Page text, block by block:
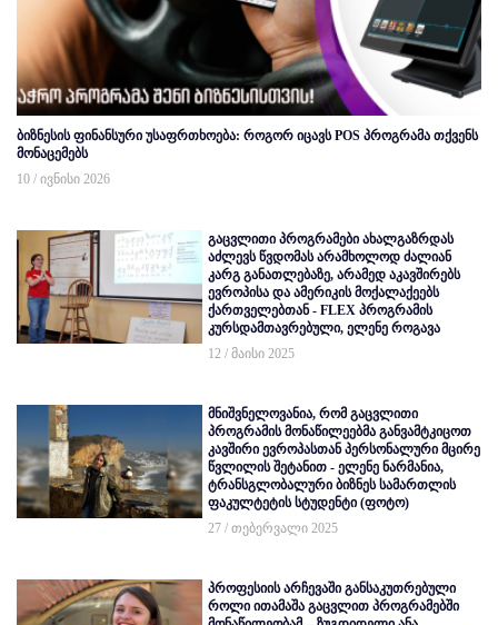
ბიზნესის ფინანსური უსაფრთხოება: როგორ იცავს POS პროგრამა თქვენს
მონაცემებს
10 / ივნისი 2026
გაცვლითი პროგრამები ახალგაზრდას
აძლევს წვდომას არამხოლოდ ძალიან
კარგ განათლებაზე, არამედ აკავშირებს
ევროპისა და ამერიკის მოქალაქეებს
ქართველებთან - FLEX პროგრამის
კურსდამთავრებული, ელენე როგავა
12 / მაისი 2025
მნიშვნელოვანია, რომ გაცვლითი
პროგრამის მონაწილეებმა განვამტკიცოთ
კავშირი ევროპასთან პერსონალური მცირე
წვლილის შეტანით - ელენე ნარმანია,
ტრანსგლობალური ბიზნეს სამართლის
ფაკულტეტის სტუდენტი (ფოტო)
27 / თებერვალი 2025
პროფესიის არჩევაში განსაკუთრებული
როლი ითამაშა გაცვლით პროგრამებში